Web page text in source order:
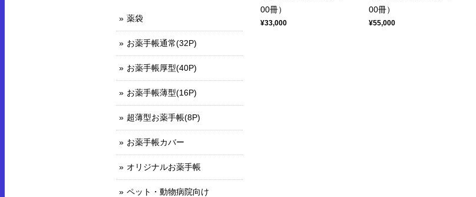
00冊）
¥33,000
00冊）
¥55,000
薬袋
お薬手帳通常(32P)
お薬手帳厚型(40P)
お薬手帳薄型(16P)
超薄型お薬手帳(8P)
お薬手帳カバー
オリジナルお薬手帳
ペット・動物病院向け